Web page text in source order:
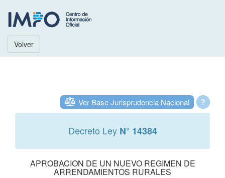
Volver
?
Ver Base Jurisprudencia Nacional
Decreto Ley N° 14384
APROBACION DE UN NUEVO REGIMEN DE
ARRENDAMIENTOS RURALES